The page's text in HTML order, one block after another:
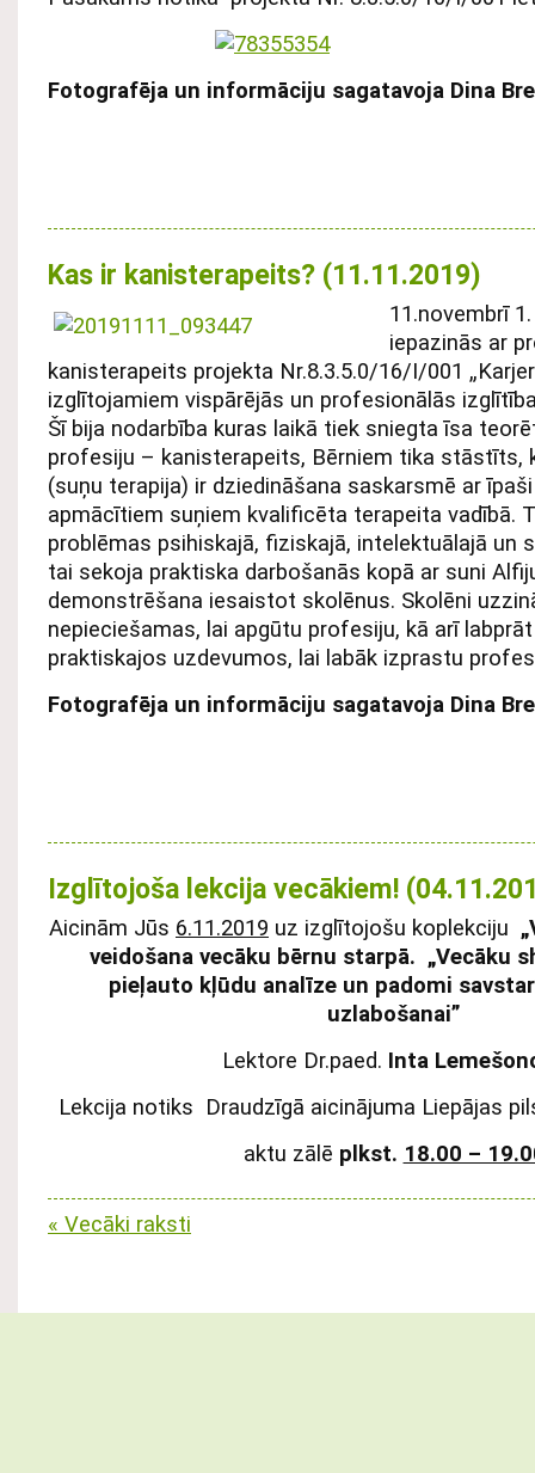
Fotografēja un informāciju sagatavoja Dina
Kas ir kanisterapeits? (11.11.2019)
11.novembrī
iepazinās ar
kanisterapeits projekta Nr.8.3.5.0/16/I/001
izglītojamiem vispārējās un profesionālās
Šī bija nodarbība kuras laikā tiek sniegta īsa
profesiju – kanisterapeits, Bērniem tika stāstīts,
(suņu terapija) ir dziedināšana saskarsmē ar
apmācītiem suņiem kvalificēta terapeita vadībā.
problēmas psihiskajā, fiziskajā, intelektuālajā un
tai sekoja praktiska darbošanās kopā ar suni
demonstrēšana iesaistot skolēnus. Skolēni
nepieciešamas, lai apgūtu profesiju, kā arī
praktiskajos uzdevumos, lai labāk izprastu
Fotografēja un informāciju sagatavoja Dina
Izglītojoša lekcija vecākiem!
Aicinām Jūs 6.11.2019 uz izglītojošu koplekciju
veidošana vecāku bērnu starpā. „Vecāku
pieļauto kļūdu analīze un padomi
uzlabošanai”
Lektore Dr.paed. Inta
Lekcija notiks Draudzīgā aicinājuma Liepājas
aktu zālē plkst. 18.00 –
« Vecāki raksti